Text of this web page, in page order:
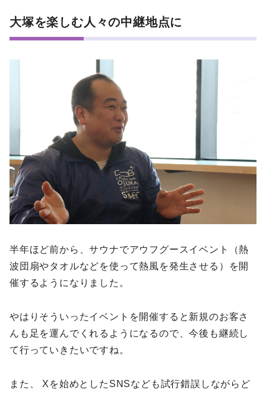
大塚を楽しむ人々の中継地点に
半年ほど前から、サウナでアウフグースイベント（熱
波団扇やタオルなどを使って熱風を発生させる）を開
催するようになりました。
やはりそういったイベントを開催すると新規のお客さ
んも足を運んでくれるようになるので、今後も継続し
て行っていきたいですね。
また、 Xを始めとしたSNSなども試行錯誤しながらど